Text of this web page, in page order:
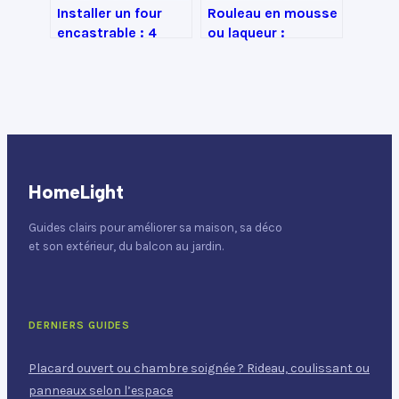
Installer un four
encastrable : 4
Rouleau en mousse
ou laqueur :
HomeLight
Guides clairs pour améliorer sa maison, sa déco
et son extérieur, du balcon au jardin.
DERNIERS GUIDES
Placard ouvert ou chambre soignée ? Rideau, coulissant ou
panneaux selon l’espace